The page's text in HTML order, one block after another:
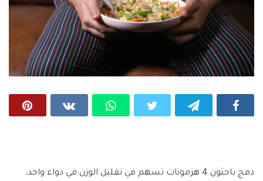
دمج باحثون 4 هرمونات تسهم في تقليل الوزن في دواء واحد،